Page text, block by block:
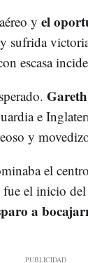
y el
sufrida
escasa
e
y
el
el inicio
a